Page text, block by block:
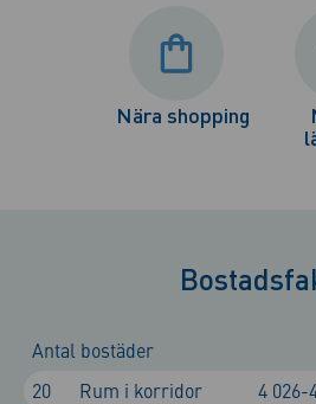
Nära shopping
Antal bostäder
20
Rum i korridor 4 026-